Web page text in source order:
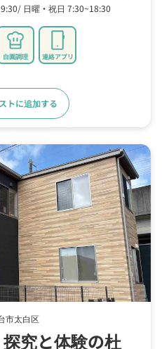
日曜・祝日 7:30~18:30
自園調理 連絡アプリ
トに追加する
市太白区
究と体験の杜